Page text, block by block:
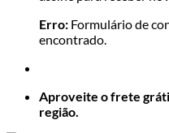
Erro: Formulário de
encontrado.
Aproveite o frete
região.